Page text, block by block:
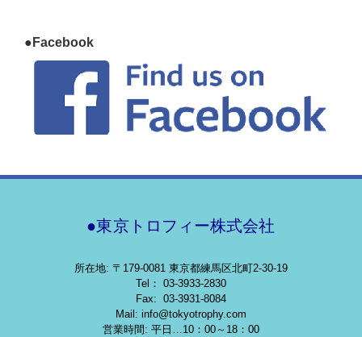
●Facebook
●東京トロフィー株式会社
所在地: 〒179-0081 東京都練馬区北町2-30-19
Tel： 03-3933-2830
Fax: 03-3931-8084
Mail: info@tokyotrophy.com
営業時間: 平日…10：00～18：00